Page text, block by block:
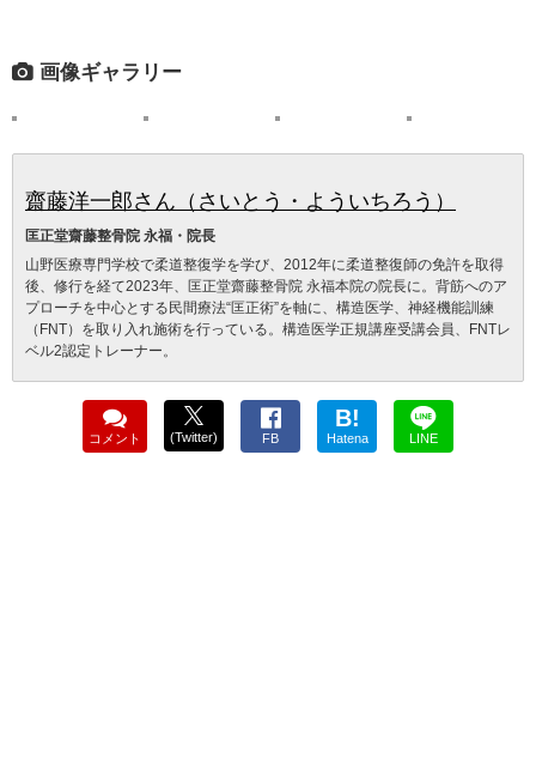
画像ギャラリー
齋藤洋一郎さん（さいとう・よういちろう）
匡正堂齋藤整骨院 永福・院長
山野医療専門学校で柔道整復学を学び、2012年に柔道整復師の免許を取得
後、修行を経て2023年、匡正堂齋藤整骨院 永福本院の院長に。背筋へのア
プローチを中心とする民間療法“匡正術”を軸に、構造医学、神経機能訓練
（FNT）を取り入れ施術を行っている。構造医学正規講座受講会員、FNTレ
ベル2認定トレーナー。
コメント (Twitter) FB
B!
Hatena LINE